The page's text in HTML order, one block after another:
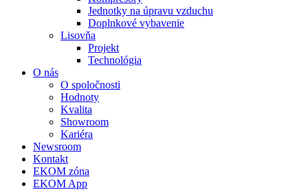
Jednotky na úpravu vzduchu
Doplnkové vybavenie
Lisovňa
Projekt
Technológia
O nás
O spoločnosti
Hodnoty
Kvalita
Showroom
Kariéra
Newsroom
Kontakt
EKOM zóna
EKOM App